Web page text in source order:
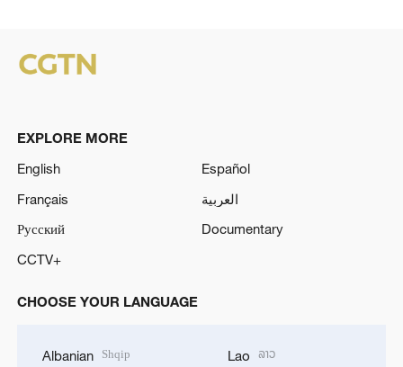
EXPLORE MORE
English
Español
Français
العربية
Русский
Documentary
CCTV+
CHOOSE YOUR LANGUAGE
Albanian Shqip Lao ລາວ